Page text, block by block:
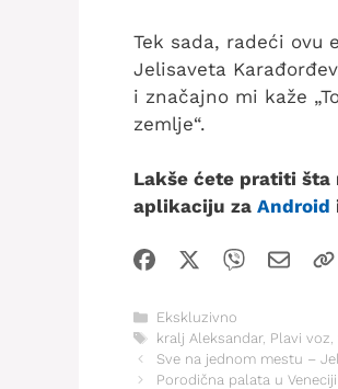
Tek sada, radeći ovu
Jelisaveta
i značajno mi kaže
zemlje“.
Lakše ćete pratiti šta
aplikaciju za Android
Kategorije
Ekskluzivno
Oznake
kralj Aleksandar, Plavi voz
Sve na jednom mestu –
Porodična palata u